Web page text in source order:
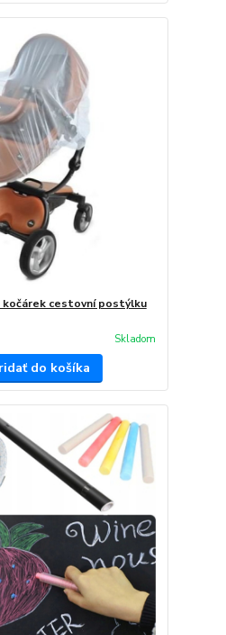
cestovní postýlku
Skladom
do košíka